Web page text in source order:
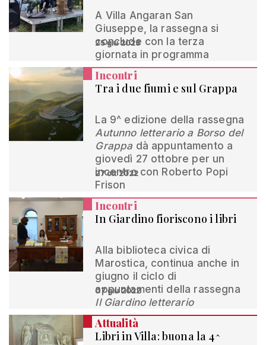
A Villa Angaran San
Giuseppe, la rassegna si
conclude con la terza
giornata in programma
25 giu 2023
Incontri
Tra i due fiumi e sul Grappa
La 9^ edizione della rassegna
Autunno letterario a Borso del
Grappa dà appuntamento a
giovedì 27 ottobre per un
incontro con Roberto Popi
Frison
27 ott 2022
Incontri
In Giardino fioriscono i libri
Alla biblioteca civica di
Marostica, continua anche in
giugno il ciclo di
appuntamenti della rassegna
Il Giardino letterario
07 giu 2022
Attualità
Libri in Villa: buona la 4^